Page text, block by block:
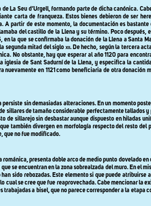
La Seu d’Urgell, formando parte de dicha canónica.
carta de franqueza. Estos bienes debieron de ser
A partir de este momento, la documentación es
del castillo de la Llenay su término. Poco después,
en la que se confirmaba la donación de la Llena a Santa
segunda mitad del siglo xii. De hecho, según la tercera
. No obstante, hay que esperar al año 1120 para
iglesia de Sant Sadurní de la Llena, y especifica la
nuevamente en 1121 como beneficiaria de otra donación
sin demasiadas alteraciones. En un momento
sillares de tamaño considerable perfectamente tallados
sillarejo sin desbastar aunque dispuesto en hiladas
también divergen en morfología respecto del resto
que no fue modificado.
presenta doble arco de medio punto dovelado
se encuentran en la zona sobrealzada del muro. En el
sido rebozadas. Este elemento si que puede
se cree que fue reaprovechada. Cabe mencionar la
a bisel, que no parece corresponder a la